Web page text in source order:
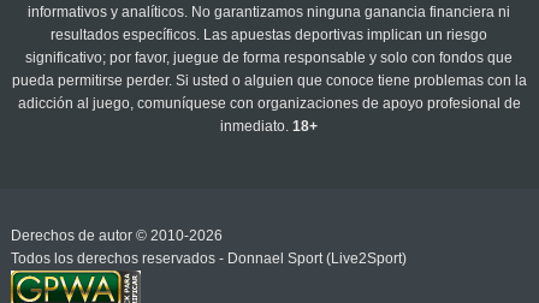
informativos y analíticos. No garantizamos ninguna ganancia financiera ni
resultados específicos. Las apuestas deportivas implican un riesgo
significativo; por favor, juegue de forma responsable y solo con fondos que
pueda permitirse perder. Si usted o alguien que conoce tiene problemas con la
adicción al juego, comuníquese con organizaciones de apoyo profesional de
inmediato.18+
Derechos de autor © 2010-2026
Todos los derechos reservados - Donnael Sport (Live2Sport)